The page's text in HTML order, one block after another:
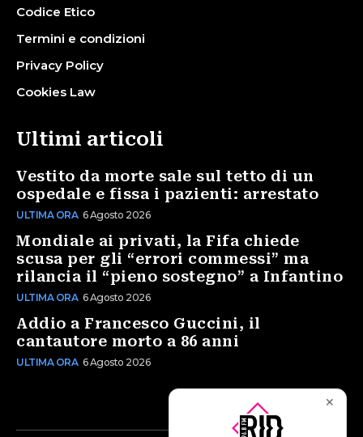
Codice Etico
Termini e condizioni
Privacy Policy
Cookies Law
Ultimi articoli
Vestito da morte sale sul tetto di un
ospedale e fissa i pazienti: arrestato
ULTIMA ORA 6 Agosto 2026
Mondiale ai privati, la Fifa chiede
scusa per gli “errori commessi” ma
rilancia il “pieno sostegno” a Infantino
ULTIMA ORA 6 Agosto 2026
Addio a Francesco Guccini, il
cantautore morto a 86 anni
ULTIMA ORA 6 Agosto 2026
✕